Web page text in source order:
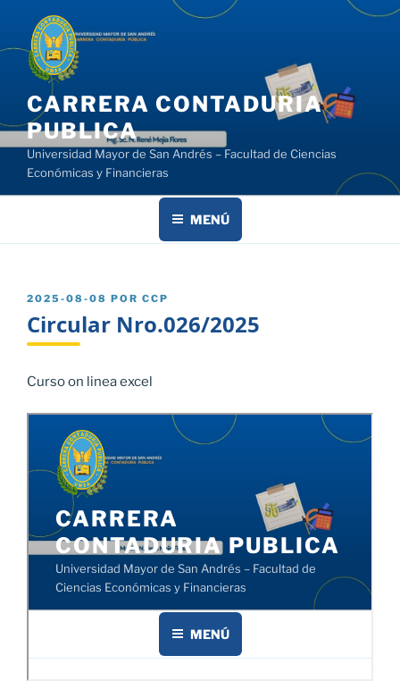
contenido
CARRERA CONTADURIA
PUBLICA
Universidad Mayor de San Andrés – Facultad de Ciencias
Económicas y Financieras
MENÚ
PUBLICADO
2025-08-08 POR CCP
Circular Nro.026/2025
Curso on linea excel